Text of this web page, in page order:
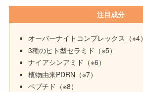
注目成分
オーバーナイトコンプレックス（※4）
3種のヒト型セラミド（※5）
ナイアシンアミド（※6）
植物由来PDRN（※7）
ペプチド（※8）